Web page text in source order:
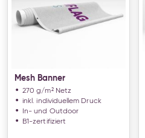
Mesh Banner
270 g/m² Netz
inkl. individuellem Druck
In- und Outdoor
B1-zertifiziert